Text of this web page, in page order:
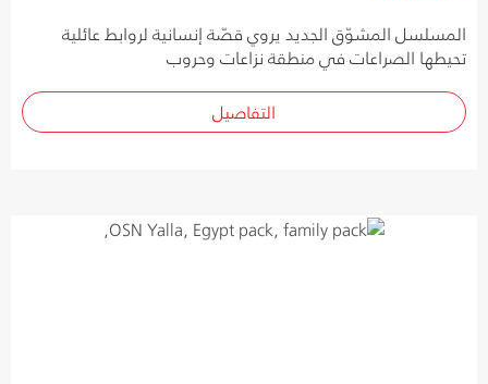
المسلسل المشوّق الجديد يروي قصّة إنسانية لروابط عائلية
تحيطها الصراعات في منطقة نزاعات وحروب
التفاصيل